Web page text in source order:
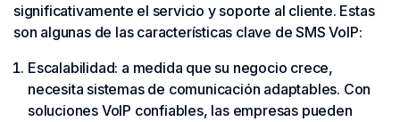
significativamente el servicio y soporte al cliente. Estas
son algunas de las características clave de SMS VoIP:
Escalabilidad: a medida que su negocio crece,
necesita sistemas de comunicación adaptables. Con
soluciones VoIP confiables, las empresas pueden